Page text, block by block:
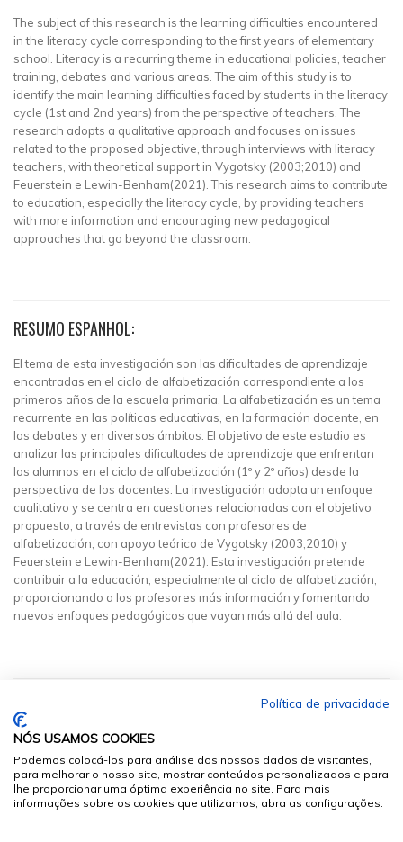
The subject of this research is the learning difficulties encountered
in the literacy cycle corresponding to the first years of elementary
school. Literacy is a recurring theme in educational policies, teacher
training, debates and various areas. The aim of this study is to
identify the main learning difficulties faced by students in the literacy
cycle (1st and 2nd years) from the perspective of teachers. The
research adopts a qualitative approach and focuses on issues
related to the proposed objective, through interviews with literacy
teachers, with theoretical support in Vygotsky (2003;2010) and
Feuerstein e Lewin-Benham(2021). This research aims to contribute
to education, especially the literacy cycle, by providing teachers
with more information and encouraging new pedagogical
approaches that go beyond the classroom.
RESUMO ESPANHOL:
El tema de esta investigación son las dificultades de aprendizaje
encontradas en el ciclo de alfabetización correspondiente a los
primeros años de la escuela primaria. La alfabetización es un tema
recurrente en las políticas educativas, en la formación docente, en
los debates y en diversos ámbitos. El objetivo de este estudio es
analizar las principales dificultades de aprendizaje que enfrentan
los alumnos en el ciclo de alfabetización (1º y 2º años) desde la
perspectiva de los docentes. La investigación adopta un enfoque
cualitativo y se centra en cuestiones relacionadas con el objetivo
propuesto, a través de entrevistas con profesores de
alfabetización, con apoyo teórico de Vygotsky (2003,2010) y
Feuerstein e Lewin-Benham(2021). Esta investigación pretende
contribuir a la educación, especialmente al ciclo de alfabetización,
proporcionando a los profesores más información y fomentando
nuevos enfoques pedagógicos que vayan más allá del aula.
Política de privacidade
NÓS USAMOS COOKIES
Podemos colocá-los para análise dos nossos dados de visitantes,
para melhorar o nosso site, mostrar conteúdos personalizados e para
lhe proporcionar uma óptima experiência no site. Para mais
informações sobre os cookies que utilizamos, abra as configurações.